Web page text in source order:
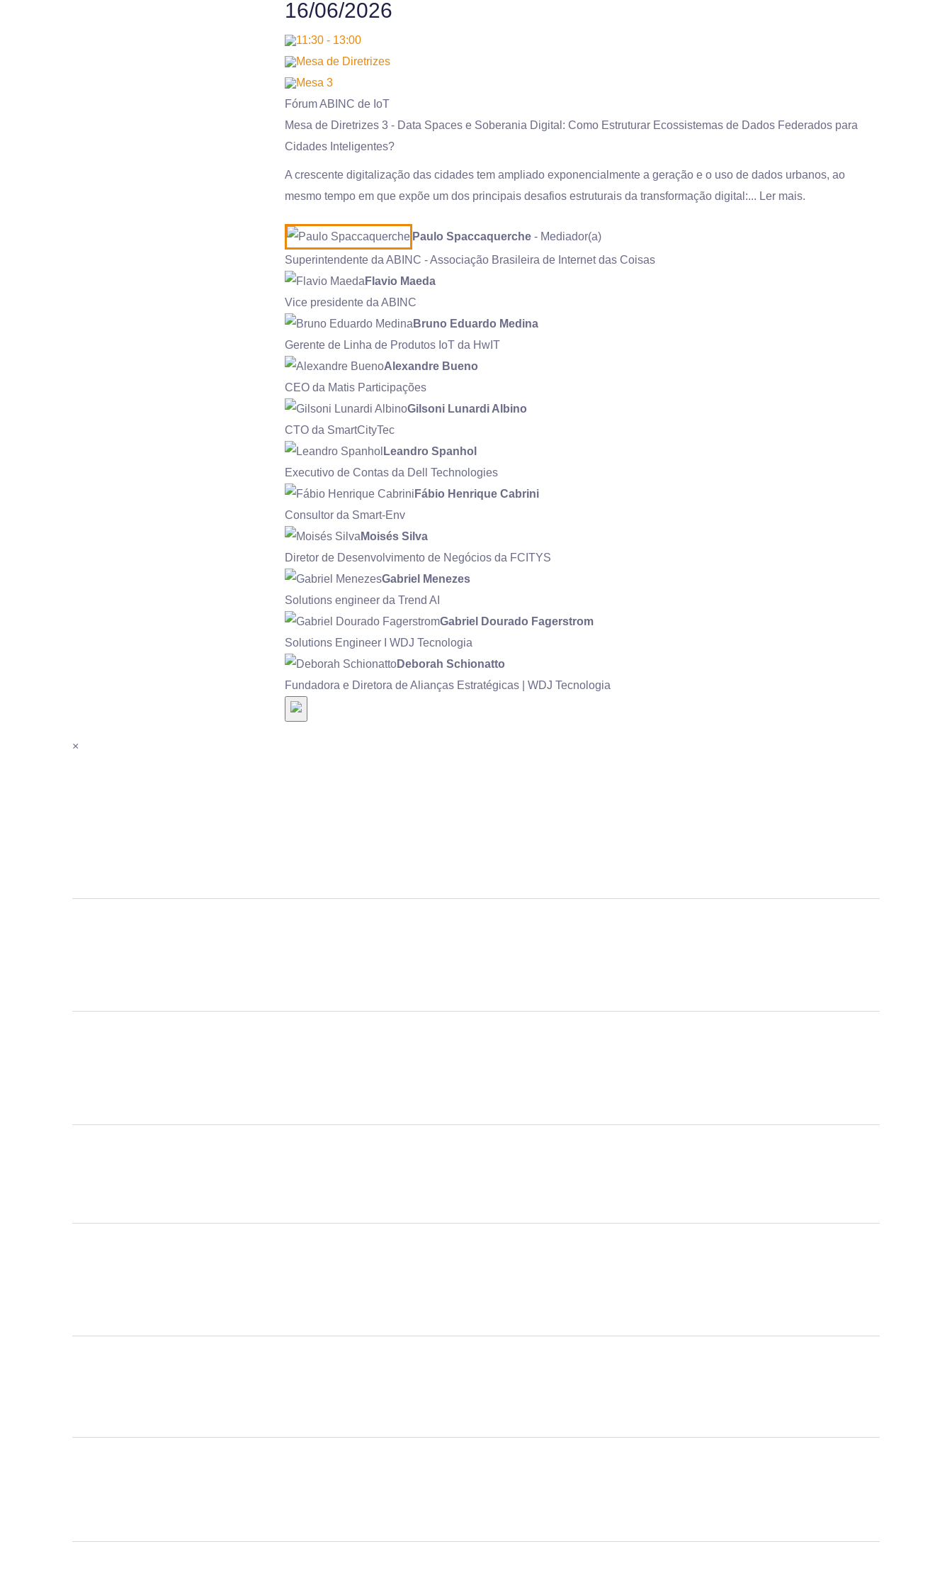
16/06/2026
11:30 - 13:00
Mesa de Diretrizes
Mesa 3
Fórum ABINC de IoT
Mesa de Diretrizes 3 - Data Spaces e Soberania Digital: Como Estruturar Ecossistemas de Dados Federados para
Cidades Inteligentes?
A crescente digitalização das cidades tem ampliado exponencialmente a geração e o uso de dados urbanos, ao
mesmo tempo em que expõe um dos principais desafios estruturais da transformação digital:... Ler mais.
Paulo Spaccaquerche - Mediador(a)
Superintendente da ABINC - Associação Brasileira de Internet das Coisas
Flavio Maeda
Vice presidente da ABINC
Bruno Eduardo Medina
Gerente de Linha de Produtos IoT da HwIT
Alexandre Bueno
CEO da Matis Participações
Gilsoni Lunardi Albino
CTO da SmartCityTec
Leandro Spanhol
Executivo de Contas da Dell Technologies
Fábio Henrique Cabrini
Consultor da Smart-Env
Moisés Silva
Diretor de Desenvolvimento de Negócios da FCITYS
Gabriel Menezes
Solutions engineer da Trend AI
Gabriel Dourado Fagerstrom
Solutions Engineer I WDJ Tecnologia
Deborah Schionatto
Fundadora e Diretora de Alianças Estratégicas | WDJ Tecnologia
×